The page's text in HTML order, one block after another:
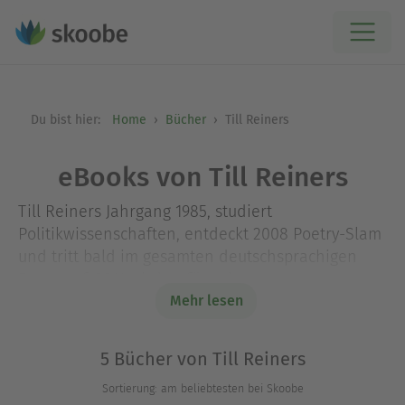
Du bist hier: Home Bücher Till Reiners
eBooks von Till Reiners
Till Reiners Jahrgang 1985, studiert
Politikwissenschaften, entdeckt 2008 Poetry-Slam
Kabarettprogramm «Da bleibt uns nur die Wut»
Programm «Auktion Mensch» Premiere. Er lebt in
Berlin und wurde schon mit diversen Preisen
prämiert, u. a. 2015 mit dem Deutschen
Mehr lesen
5 Bücher von Till Reiners
Sortierung: am beliebtesten bei Skoobe